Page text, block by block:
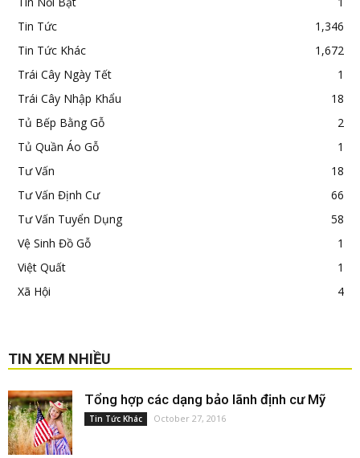
Tin Tức
1,346
Tin Tức Khác
1,672
Trái Cây Ngày Tết
1
Trái Cây Nhập Khẩu
18
Tủ Bếp Bằng Gỗ
2
Tủ Quần Áo Gỗ
1
Tư Vấn
18
Tư Vấn Định Cư
66
Tư Vấn Tuyển Dụng
58
Vệ Sinh Đồ Gỗ
1
Việt Quất
1
Xã Hội
4
TIN XEM NHIỀU
Tổng hợp các dạng bảo lãnh định cư Mỹ
Tin Tức Khác October 27, 2016